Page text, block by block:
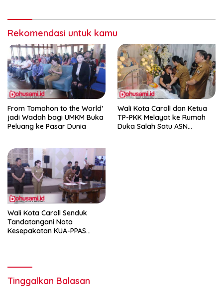
Rekomendasi untuk kamu
From Tomohon to the World’
jadi Wadah bagi UMKM Buka
Peluang ke Pasar Dunia
Wali Kota Caroll dan Ketua
TP-PKK Melayat ke Rumah
Duka Salah Satu ASN
Wali Kota Caroll Senduk
Tandatangani Nota
Kesepakatan KUA-PPAS
Tinggalkan Balasan